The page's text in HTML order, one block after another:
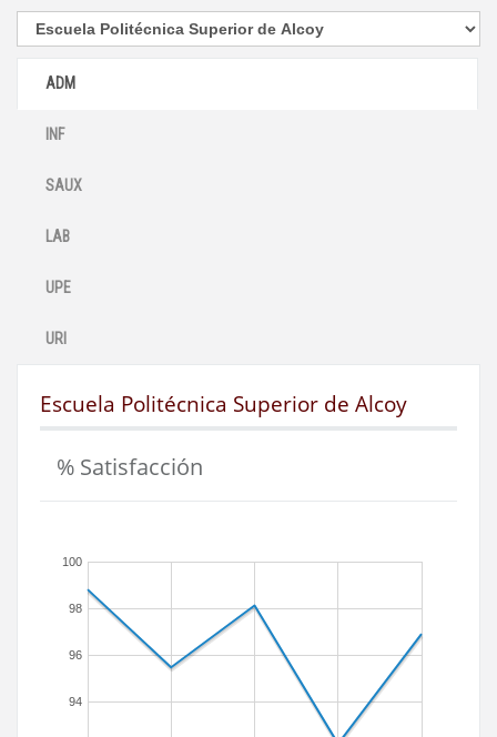
ADM
INF
SAUX
LAB
UPE
URI
Escuela Politécnica Superior de Alcoy
% Satisfacción
94
96
98
100